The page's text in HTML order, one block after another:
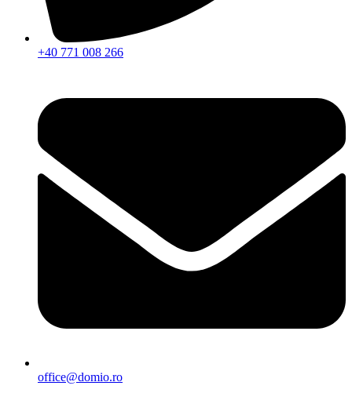
+40 771 008 266
office@domio.ro